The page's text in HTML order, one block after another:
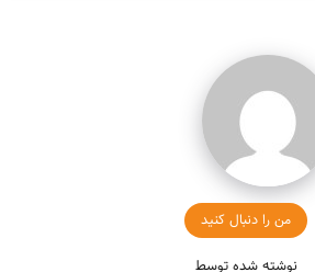
من را دنبال کنید
نوشته شده توسط